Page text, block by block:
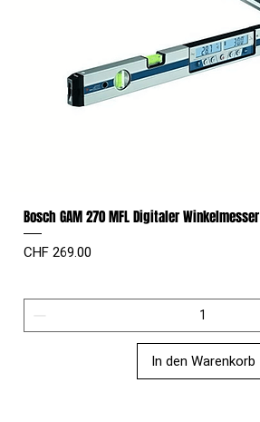
Bosch GAM 270 MFL Digitaler Winkelmesser
Preis
CHF 269.00
In den Warenkorb